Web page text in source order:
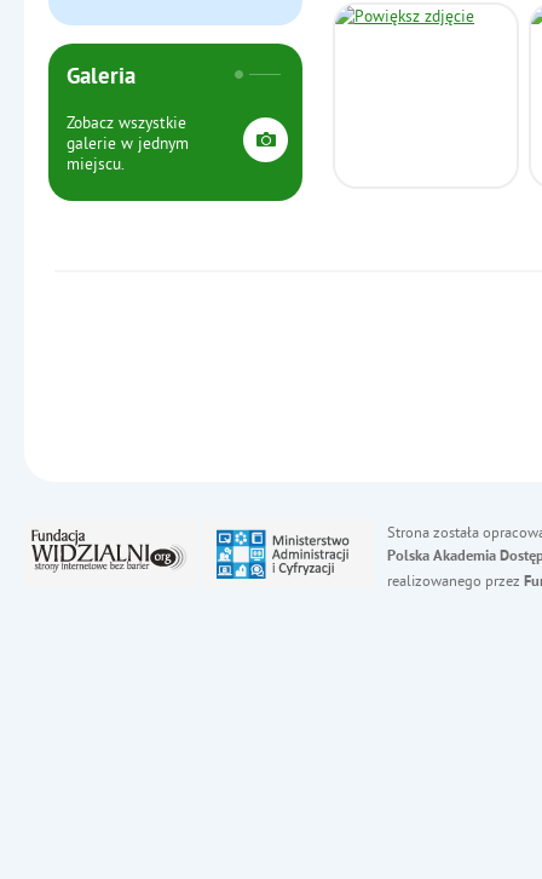
Galeria
Zobacz wszystkie
galerie w jednym
miejscu.
Strona została
Polska Akademia
realizowanego przez